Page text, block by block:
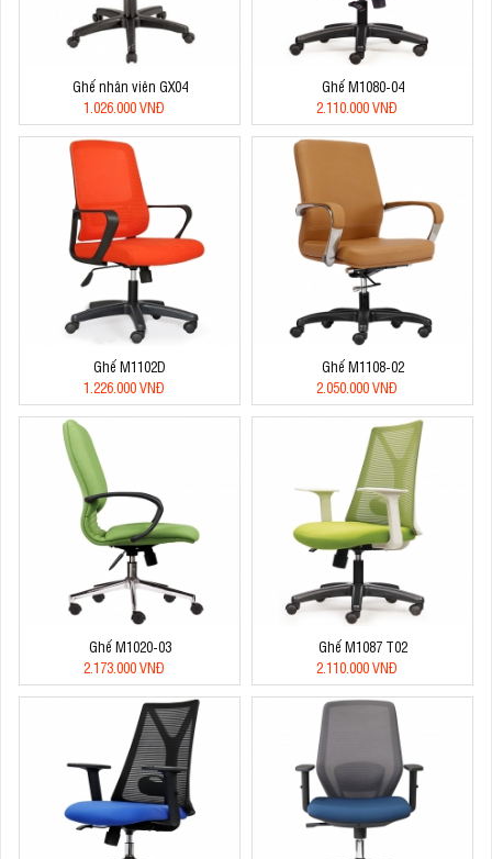
Ghế nhân viên GX04
1.026.000 VNĐ
Ghế M1080-04
2.110.000 VNĐ
Ghế M1102D
1.226.000 VNĐ
Ghế M1108-02
2.050.000 VNĐ
Ghế M1020-03
2.173.000 VNĐ
Ghế M1087 T02
2.110.000 VNĐ